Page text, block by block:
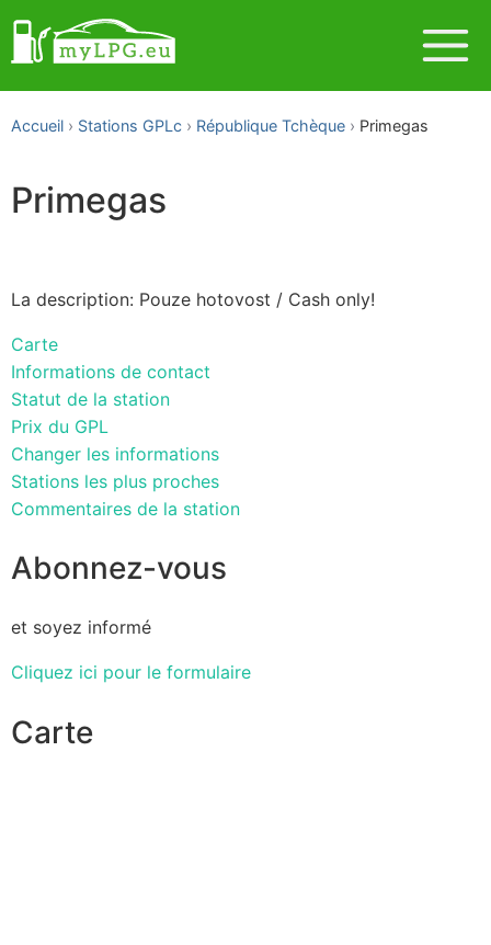
Accueil Stations GPLc République Tchèque Primegas
Primegas
La description: Pouze hotovost / Cash only!
Carte
Informations de contact
Statut de la station
Prix du GPL
Changer les informations
Stations les plus proches
Commentaires de la station
Abonnez-vous
et soyez informé
Cliquez ici pour le formulaire
Carte